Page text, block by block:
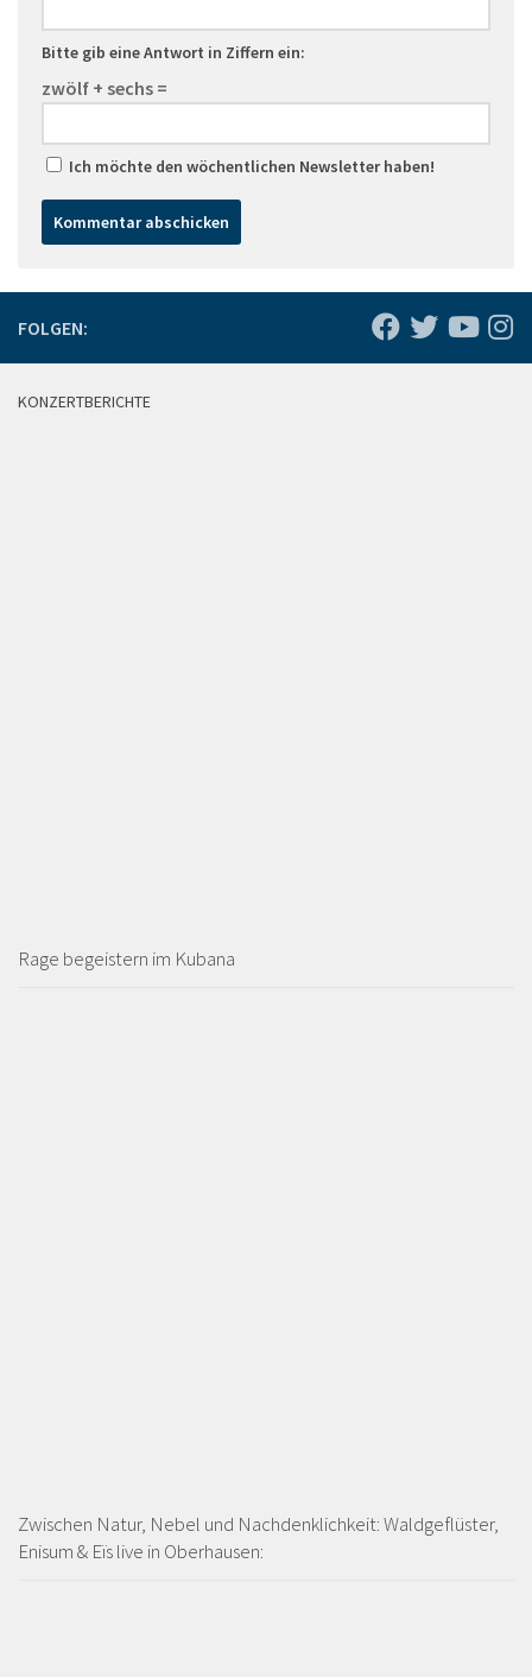
Bitte gib eine Antwort in Ziffern ein:
zwölf + sechs =
Ich möchte den wöchentlichen Newsletter haben!
FOLGEN:
KONZERTBERICHTE
Rage begeistern im Kubana
Zwischen Natur, Nebel und Nachdenklichkeit: Waldgeflüster,
Enisum & Eïs live in Oberhausen: